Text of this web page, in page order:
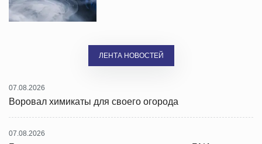
ЛЕНТА НОВОСТЕЙ
07.08.2026
Воровал химикаты для своего огорода
07.08.2026